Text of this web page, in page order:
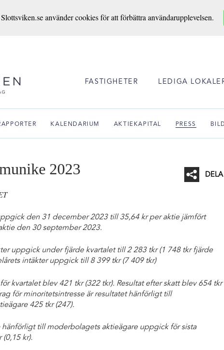
Slottsviken.se använder cookies för att förbättra användarupplevelsen.
FASTIGHETER LEDIGA
KALENDARIUM AKTIEKAPITAL PRESS
DELA
2023
den 31 december 2023 till 35,64 kr per aktie jämfört
den 30 september 2023.
uppgick under fjärde kvartalet till 2 283 tkr (1 748 tkr fjärde
intäkter uppgick till 8 399 tkr (7 409 tkr)
för kvartalet blev 421 tkr (322 tkr). Resultat efter skatt blev 654 tkr
för minoritetsintresse är resultatet hänförligt till
425 tkr (247).
hänförligt till moderbolagets aktieägare uppgick för sista
(0,15 kr).